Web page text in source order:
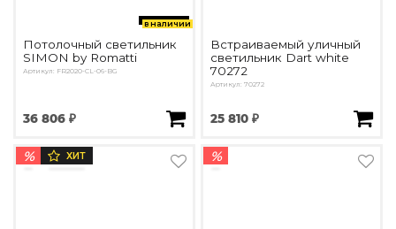
в наличии
Потолочный светильник
SIMON by Romatti
Артикул: FR2020-CL-06-BG
36 806 ₽
Встраиваемый уличный
светильник Dart white
70272
Артикул: 70272
25 810 ₽
% ХИТ %